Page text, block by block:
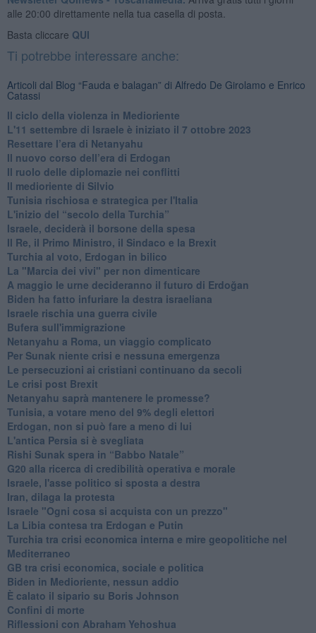
alle 20:00 direttamente nella tua casella di posta.
Basta cliccare QUI
Ti potrebbe interessare anche:
Articoli dal Blog “Fauda e balagan” di Alfredo De Girolamo e Enrico
Catassi
Il ciclo della violenza in Medioriente
L'11 settembre di Israele è iniziato il 7 ottobre 2023
Resettare l’era di Netanyahu
​Il nuovo corso dell’era di Erdogan
Il ruolo delle diplomazie nei conflitti
Il medioriente di Silvio
Tunisia rischiosa e strategica per l'Italia
L'inizio del “secolo della Turchia”
Israele, deciderà il borsone della spesa
Il Re, il Primo Ministro, il Sindaco e la Brexit
Turchia al voto, Erdogan in bilico
La "Marcia dei vivi" per non dimenticare
A maggio le urne decideranno il futuro di Erdoğan
Biden ha fatto infuriare la destra israeliana
Israele rischia una guerra civile
Bufera sull'immigrazione
Netanyahu a Roma, un viaggio complicato
Per Sunak niente crisi e nessuna emergenza
Le persecuzioni ai cristiani continuano da secoli
Le crisi post Brexit
Netanyahu saprà mantenere le promesse?
Tunisia, a votare meno del 9% degli elettori
Erdogan, non si può fare a meno di lui
L'antica Persia si è svegliata
Rishi Sunak spera in “Babbo Natale”
G20 alla ricerca di credibilità operativa e morale
Israele, l'asse politico si sposta a destra
Iran, dilaga la protesta
Israele "Ogni cosa si acquista con un prezzo"
La Libia contesa tra Erdogan e Putin
Turchia tra crisi economica interna e mire geopolitiche nel
Mediterraneo
GB tra crisi economica, sociale e politica
Biden in Medioriente, nessun addio
È calato il sipario su Boris Johnson
Confini di morte
Riflessioni con Abraham Yehoshua